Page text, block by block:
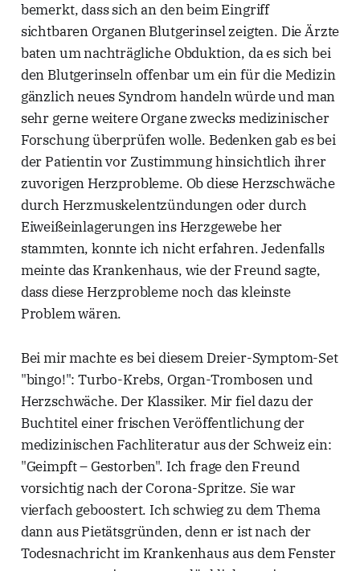
bemerkt, dass sich an den beim Eingriff
sichtbaren Organen Blutgerinsel zeigten. Die Ärzte
baten um nachträgliche Obduktion, da es sich bei
den Blutgerinseln offenbar um ein für die Medizin
gänzlich neues Syndrom handeln würde und man
sehr gerne weitere Organe zwecks medizinischer
Forschung überprüfen wolle. Bedenken gab es bei
der Patientin vor Zustimmung hinsichtlich ihrer
zuvorigen Herzprobleme. Ob diese Herzschwäche
durch Herzmuskelentzündungen oder durch
Eiweißeinlagerungen ins Herzgewebe her
stammten, konnte ich nicht erfahren. Jedenfalls
meinte das Krankenhaus, wie der Freund sagte,
dass diese Herzprobleme noch das kleinste
Problem wären.
Bei mir machte es bei diesem Dreier-Symptom-Set
"bingo!": Turbo-Krebs, Organ-Trombosen und
Herzschwäche. Der Klassiker. Mir fiel dazu der
Buchtitel einer frischen Veröffentlichung der
medizinischen Fachliteratur aus der Schweiz ein:
"Geimpft – Gestorben". Ich frage den Freund
vorsichtig nach der Corona-Spritze. Sie war
vierfach geboostert. Ich schwieg zu dem Thema
dann aus Pietätsgründen, denn er ist nach der
Todesnachricht im Krankenhaus aus dem Fenster